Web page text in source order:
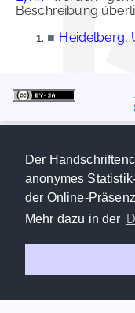
Der
anonymes
der Online-
Mehr dazu in der
Beschreibung
■ Heidelberg,